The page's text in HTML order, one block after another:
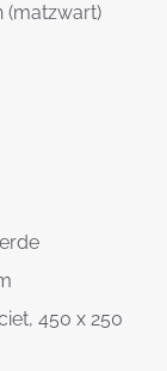
(matzwart)
450 x 250